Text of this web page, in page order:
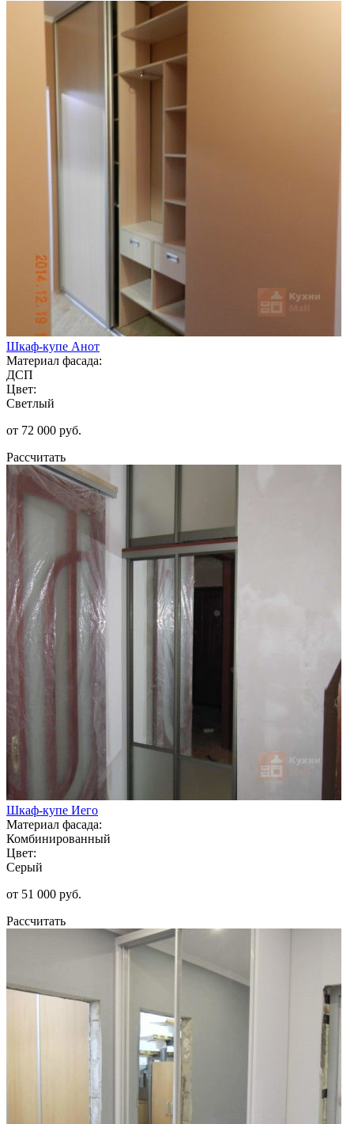
Шкаф-купе Анот
Материал фасада:
ДСП
Цвет:
Светлый
от 72 000 руб.
Рассчитать
Шкаф-купе Иего
Материал фасада:
Комбинированный
Цвет:
Серый
от 51 000 руб.
Рассчитать